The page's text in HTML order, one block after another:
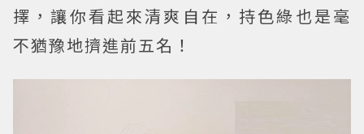
擇，讓你看起來清爽自在，持色綠也是毫
不猶豫地擠進前五名！